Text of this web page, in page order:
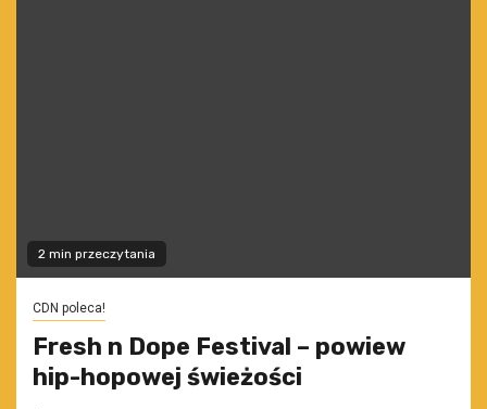
2 min przeczytania
CDN poleca!
Fresh n Dope Festival – powiew
hip-hopowej świeżości